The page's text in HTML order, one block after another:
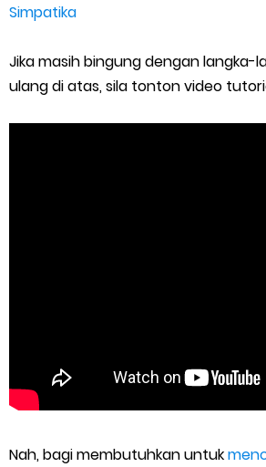
Simpatika
Jika masih bingung dengan langka-
ulang di atas, sila tonton video
Nah, bagi membutuhkan untuk